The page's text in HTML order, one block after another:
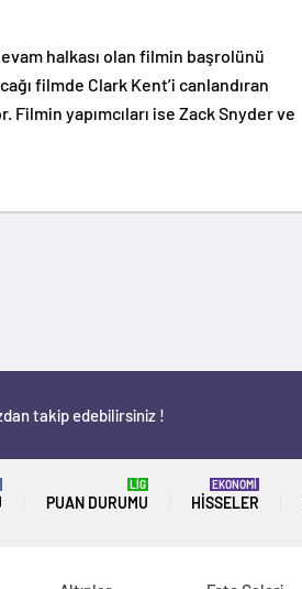
halkası olan filmin başrolünü
filmde Clark Kent’i canlandıran
yapımcıları ise Zack Snyder ve
takip edebilirsiniz !
PUAN DURUMU
LİG
HISSELER
EKONOMİ